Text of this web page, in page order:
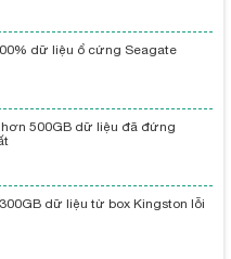
dữ liệu ổ cứng Seagate
500GB dữ liệu đã đứng
dữ liệu từ box Kingston lỗi